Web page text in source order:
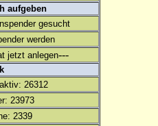
aufgeben
gesucht
werden
jetzt anlegen---
26312
23973
2339